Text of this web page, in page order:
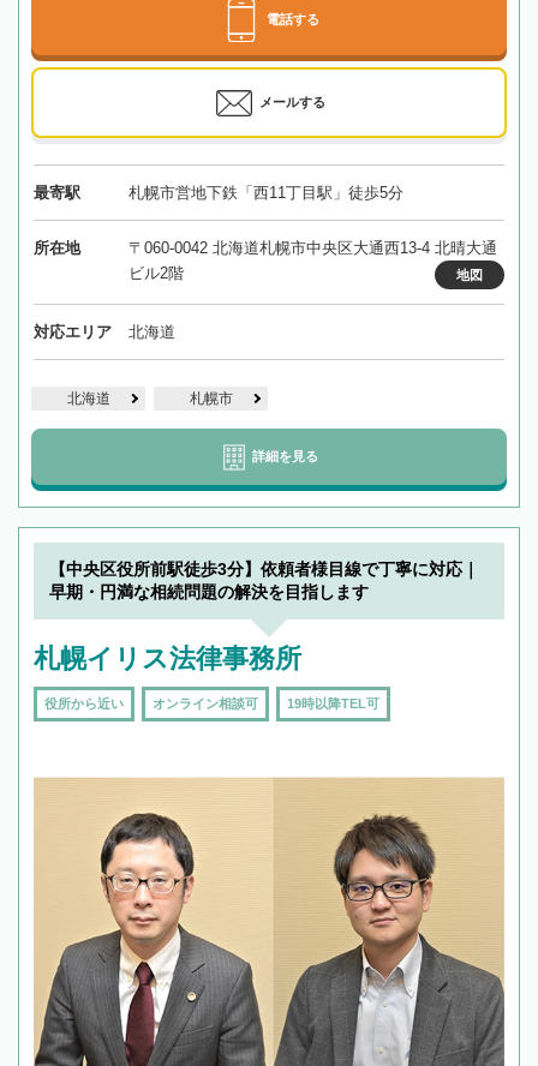
電話する
メールする
最寄駅 札幌市営地下鉄「西11丁目駅」徒歩5分
所在地
〒060-0042 北海道札幌市中央区大通西13-4 北晴大通
ビル2階
地図
対応エリア 北海道
北海道 札幌市
詳細を見る
【中央区役所前駅徒歩3分】依頼者様目線で丁寧に対応｜
早期・円満な相続問題の解決を目指します
札幌イリス法律事務所
役所から近い オンライン相談可 19時以降TEL可